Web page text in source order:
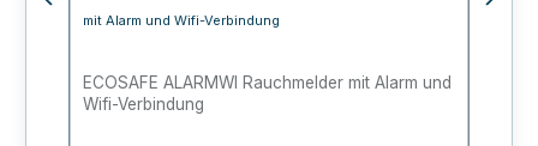
mit Alarm und Wifi-Verbindung
ECOSAFE ALARMWI Rauchmelder mit Alarm und
Wifi-Verbindung